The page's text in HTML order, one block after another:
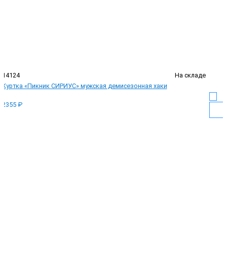
14124
На складе
Куртка «Пикник СИРИУС» мужская демисезонная хаки
2355 ₽